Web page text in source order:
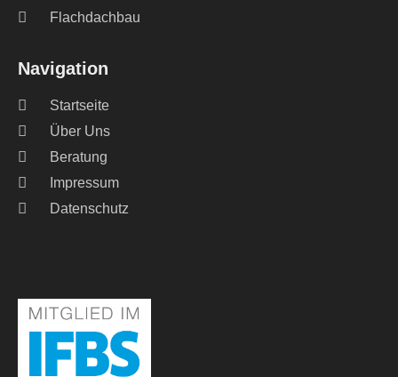
Navigation
Startseite
Über Uns
Beratung
Impressum
Datenschutz
Flachdachbau